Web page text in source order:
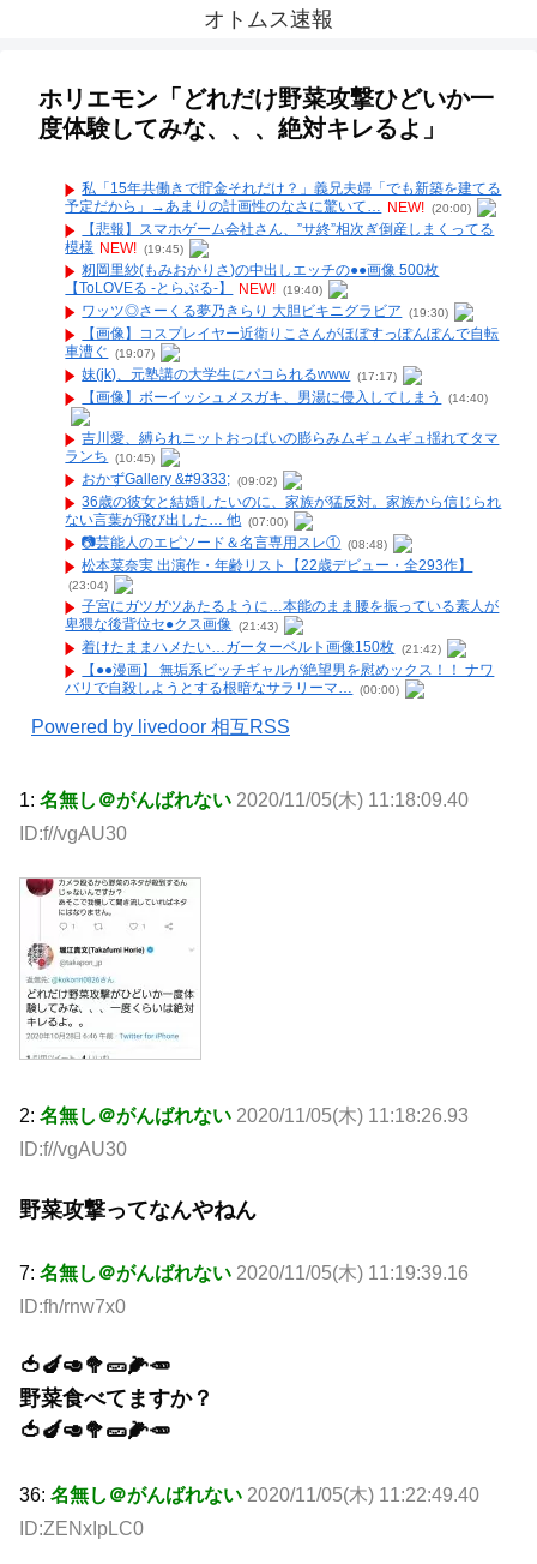
オトムス速報
ホリエモン「どれだけ野菜攻撃ひどいか一
度体験してみな、、、絶対キレるよ」
私「15年共働きで貯金それだけ？」義兄夫婦「でも新築を建てる
予定だから」→あまりの計画性のなさに驚いて… NEW! (20:00)
【悲報】スマホゲーム会社さん、”サ終”相次ぎ倒産しまくってる
模様 NEW! (19:45)
籾岡里紗(もみおかりさ)の中出しエッチの●●画像 500枚
【ToLOVEる -とらぶる-】
NEW! (19:40)
ワッツ◎さーくる夢乃きらり 大胆ビキニグラビア (19:30)
【画像】コスプレイヤー近衛りこさんがほぼすっぽんぽんで自転
車漕ぐ
(19:07)
妹(jk)、元塾講の大学生にパコられるwww (17:17)
【画像】ボーイッシュメスガキ、男湯に侵入してしまう (14:40)
吉川愛、縛られニットおっぱいの膨らみムギュムギュ揺れてタマ
ランち
(10:45)
おかずGallery &#9333; (09:02)
36歳の彼女と結婚したいのに、家族が猛反対。家族から信じられ
ない言葉が飛び出した… 他 (07:00)
📷️芸能人のエピソード＆名言専用スレ① (08:48)
松本菜奈実 出演作・年齢リスト【22歳デビュー・全293作】
(23:04)
子宮にガツガツあたるように…本能のまま腰を振っている素人が
卑猥な後背位セ●クス画像 (21:43)
着けたままハメたい…ガーターベルト画像150枚 (21:42)
【●●漫画】 無垢系ビッチギャルが絶望男を慰めックス！！ ナワ
バリで自殺しようとする根暗なサラリーマ…
(00:00)
Powered by livedoor 相互RSS
1: 名無し＠がんばれない 2020/11/05(木) 11:18:09.40
ID:f//vgAU30
2: 名無し＠がんばれない 2020/11/05(木) 11:18:26.93
ID:f//vgAU30
野菜攻撃ってなんやねん
7: 名無し＠がんばれない 2020/11/05(木) 11:19:39.16
ID:fh/rnw7x0
🍅🍆🥑🥦🥒🌽🥕
野菜食べてますか？
🍅🍆🥑🥦🥒🌽🥕
36: 名無し＠がんばれない 2020/11/05(木) 11:22:49.40
ID:ZENxIpLC0